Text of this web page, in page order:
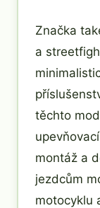
Značka
a
těchto
montáž a
jezdcům
motocyklu